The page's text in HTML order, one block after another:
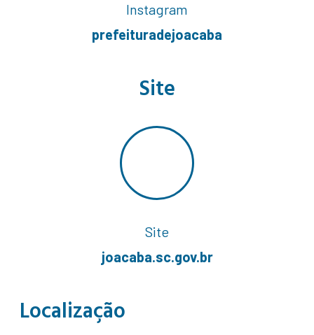
Instagram
prefeituradejoacaba
Site
Site
joacaba.sc.gov.br
Localização